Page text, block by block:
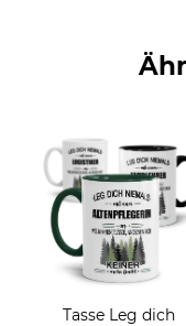
Tasse Leg dich